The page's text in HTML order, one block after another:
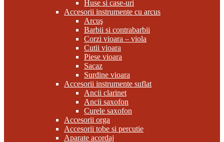
Huse si case-uri
Accesorii instrumente cu arcus
Arcuş
Barbii si contrabarbii
Corzi vioara – viola
Cutii vioara
Piese vioara
Sacaz
Surdine vioara
Accesorii instrumente suflat
Ancii clarinet
Ancii saxofon
Curele saxofon
Accesorii orga
Accesorii tobe si percutie
Aparate acordaj